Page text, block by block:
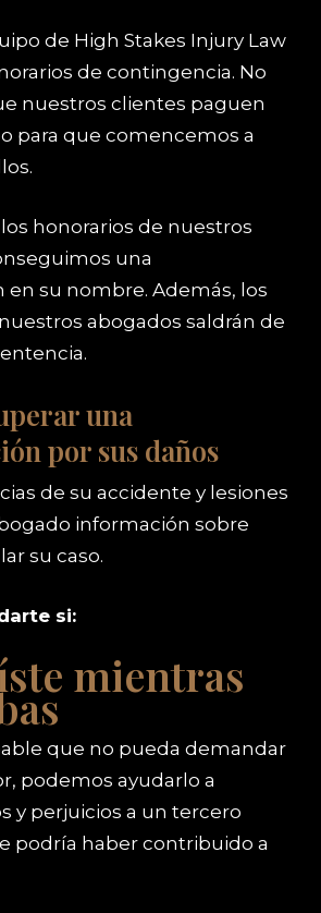
de High Stakes Injury Law
de contingencia. No
nuestros clientes paguen
para que comencemos a
honorarios de nuestros
una
su nombre. Además, los
abogados saldrán de
una
por sus daños
de su accidente y lesiones
información sobre
su caso.
si:
mientras
que no pueda demandar
podemos ayudarlo a
y perjuicios a un tercero
podría haber contribuido a